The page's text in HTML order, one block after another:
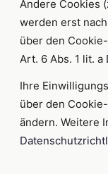
Andere Cookies
werden erst
über den
Art. 6 Abs. 1 lit. a
Ihre
über den
ändern. Weitere